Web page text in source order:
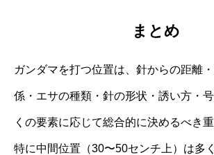
まとめ
ガンダマを打つ位置は、針からの距離
係・エサの種類・針の形状・誘い方・
くの要素に応じて総合的に決めるべき
特に中間位置（30〜50センチ上）は多